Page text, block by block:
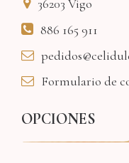
36203 Vigo
886 165 911
Formulario de
OPCIONES